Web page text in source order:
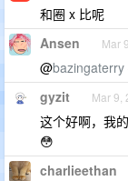
和圈 x 比呢
Ansen Mar
@bazingaterry
gyzit Mar 9,
这个好啊，我
😳
charlieethan